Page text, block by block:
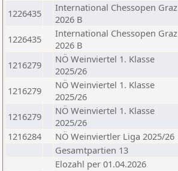
1226435
International Chessopen Graz
2026 B
1226435
International Chessopen Graz
2026 B
1216279
NÖ Weinviertel 1. Klasse
2025/26
1216279
NÖ Weinviertel 1. Klasse
2025/26
1216279
NÖ Weinviertel 1. Klasse
2025/26
1216284
NÖ Weinviertler Liga 2025/26
Gesamtpartien 13
Elozahl per 01.04.2026